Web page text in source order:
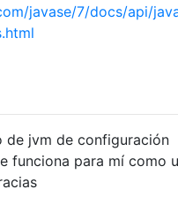
javase/7/docs/api/
de jvm de configuración
funciona para mí como